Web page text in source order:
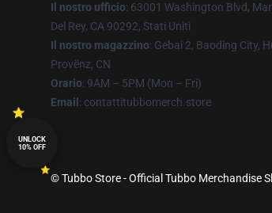
Il nostro ufficio: 63001 Washington Blvd,
Del Rey, CA 90292, Stati Uniti
Il nostro magazzino: Gebai 2, Baoding City,
Provënz, CN
Orario: 9AM – 5PM (Mon – Fri)
Email : contattitubbomerch.store
© Tubbo Store - Official Tubbo Merchandise
UNLOCK
10% OFF